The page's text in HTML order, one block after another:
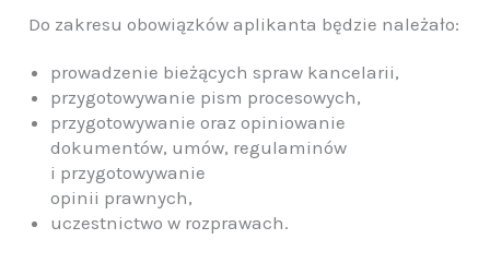
Do zakresu obowiązków aplikanta będzie należało:
prowadzenie bieżących spraw kancelarii,
przygotowywanie pism procesowych,
przygotowywanie oraz opiniowanie
dokumentów, umów, regulaminów
i przygotowywanie
opinii prawnych,
uczestnictwo w rozprawach.